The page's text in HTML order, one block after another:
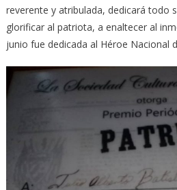
reverente y atribulada, dedicará todo
glorificar al patriota, a enaltecer al
junio fue dedicada al Héroe Nacional